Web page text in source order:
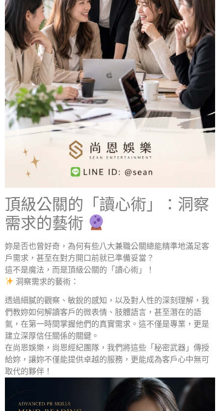
頂級公關的「讀心術」：洞察
需求的藝術
妳是否也曾好奇，為何有些八大兼職公關總能精準地滿足客
戶需求，甚至在對方開口前就已準備妥當？
這不是魔法，而是頂級公關的「讀心術」！
洞察需求的藝術 ：
透過細膩的觀察、敏銳的感知，以及對人性的深刻理解，我
們教妳如何解讀客戶的微表情、肢體語言，甚至潛在的語
氣，在第一時間掌握他們的真實需求。這不僅是專業，更是
建立深厚信任關係的關鍵。
在尚恩娛樂，尚恩經紀團隊，我們將這些「秘密武器」傳授
給妳，讓妳不僅能提供卓越的服務，更能成為客戶心中無可
取代的夥伴！